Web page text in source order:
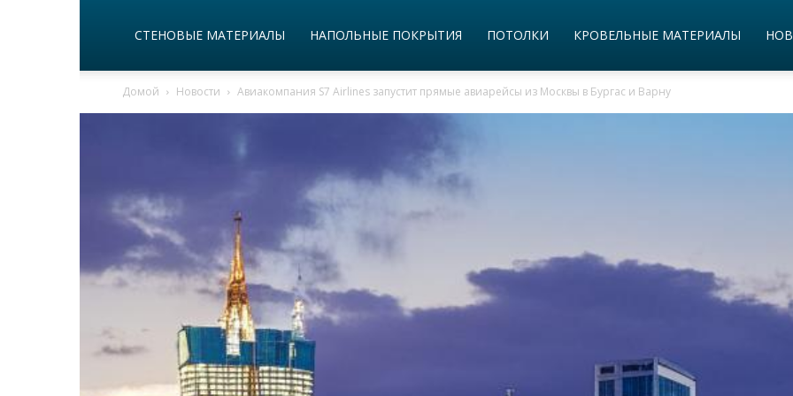
СТЕНОВЫЕ МАТЕРИАЛЫ НАПОЛЬНЫЕ ПОКРЫТИЯ ПОТОЛКИ КРОВЕЛЬНЫЕ МАТЕРИАЛЫ
Домой Новости Авиакомпания S7 Airlines запустит прямые авиарейсы из Москвы в Бургас и Варну